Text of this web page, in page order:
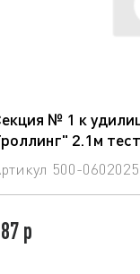
№ 1 к
2.1м
500-0602025
р